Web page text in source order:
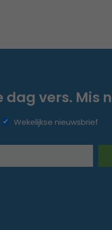
vers. Mis
Wekelijkse nieuwsbrief